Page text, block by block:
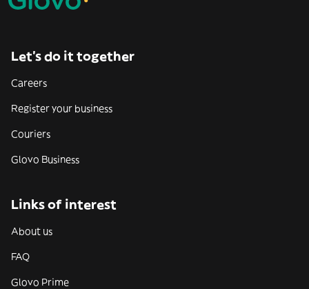
Let’s do it together
Careers
Register your business
Couriers
Glovo Business
Links of interest
About us
FAQ
Glovo Prime